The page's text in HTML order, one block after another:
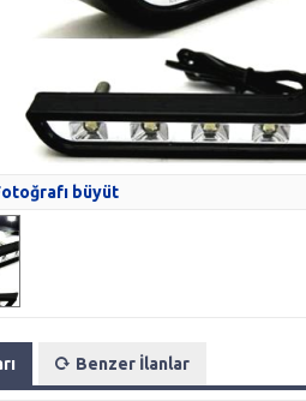
büyüt
Benzer İlanlar